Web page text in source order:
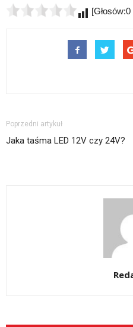
Poprzedni artykuł
Jaka taśma LED 12V czy 24V?